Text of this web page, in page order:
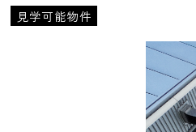
見学可能物件